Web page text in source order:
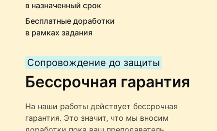
в назначенный срок
Бесплатные доработки
в рамках задания
Сопровождение до защиты
Бессрочная гарантия
На наши работы действует бессрочная
гарантия. Это значит, что мы вносим